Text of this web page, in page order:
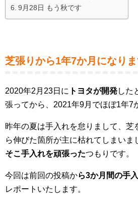
9月28日 もう秋です
芝張りから1年7か月になり
2020年2月23日に トヨタが開発した
張ってから、2021年9月でほぼ1年7
昨年の夏は手入れを怠りまして、芝
ら伸びた箇所が主に枯れてしまいま
そこ手入れを頑張ったつもりです。
今回は前回の投稿から3か月間の手
レポートいたします。